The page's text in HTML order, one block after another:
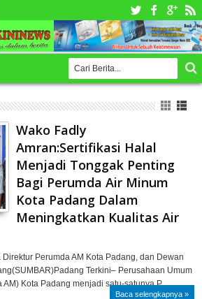
Wako Fadly
Amran:Sertifikasi Halal
Menjadi Tonggak Penting
Bagi Perumda Air Minum
Kota Padang Dalam
Meningkatkan Kualitas Air
Perumda AM Kota Padang, dan Dewan
Terkini– Perusahaan Umum
AM) Kota Padang menjadi satu-satunya P…
Baca selengkapnya »